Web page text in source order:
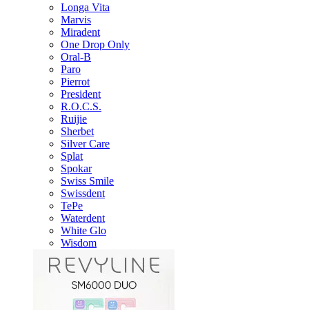
Longa Vita
Marvis
Miradent
One Drop Only
Oral-B
Paro
Pierrot
President
R.O.C.S.
Ruijie
Sherbet
Silver Care
Splat
Spokar
Swiss Smile
Swissdent
TePe
Waterdent
White Glo
Wisdom